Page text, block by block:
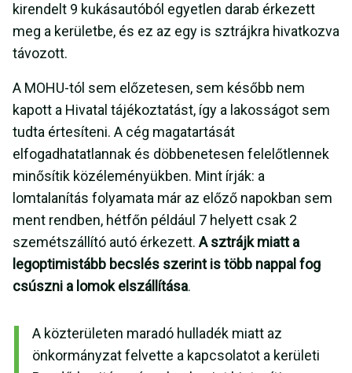
kirendelt 9 kukásautóból egyetlen darab érkezett
meg a kerületbe, és ez az egy is sztrájkra hivatkozva
távozott.
A MOHU-tól sem előzetesen, sem később nem
kapott a Hivatal tájékoztatást, így a lakosságot sem
tudta értesíteni. A cég magatartását
elfogadhatatlannak és döbbenetesen felelőtlennek
minősítik közéleményükben. Mint írják: a
lomtalanítás folyamata már az előző napokban sem
ment rendben, hétfőn például 7 helyett csak 2
szemétszállító autó érkezett. A sztrájk miatt a
legoptimistább becslés szerint is több nappal fog
csúszni a lomok elszállítása.
A közterületen maradó hulladék miatt az
önkormányzat felvette a kapcsolatot a kerületi